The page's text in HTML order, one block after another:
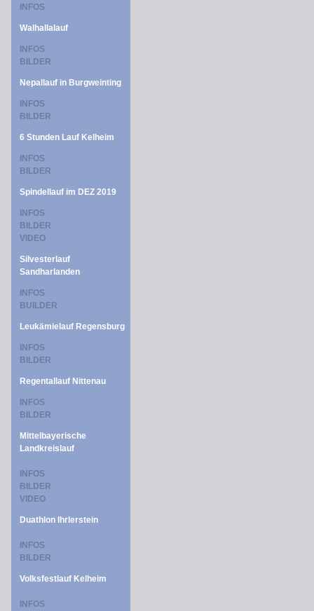
INFOS
Walhallalauf
INFOS
BILDER
Nepallauf in Burgweinting
INFOS
BILDER
6 Stunden Lauf Kelheim
INFOS
BILDER
Spindellauf im DEZ 2019
INFOS
BILDER
VIDEO
Silvesterlauf
Sandharlanden
INFOS
BUILDER
Leukämielauf Regensburg
INFOS
BILDER
Regentallauf Nittenau
INFOS
BILDER
Mittelbayerische
Landkreislauf
INFOS
BILDER
VIDEO
Duathlon Ihrlerstein
INFOS
BILDER
Volksfestlauf Kelheim
INFOS